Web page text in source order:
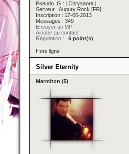
Pseudo IG : | Chrysaora |
Serveur : Augury Rock [FR]
Inscription : 17-06-2013
Messages : 349
Envoyer un MP
Ajouter au contact
Réputation : 6 point(s)
Hors ligne
Silver Eternity
Marmiton (5)